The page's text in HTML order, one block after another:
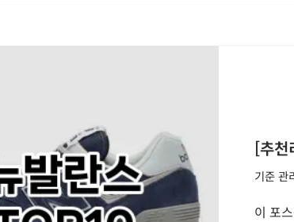
[추
기준관
이 포